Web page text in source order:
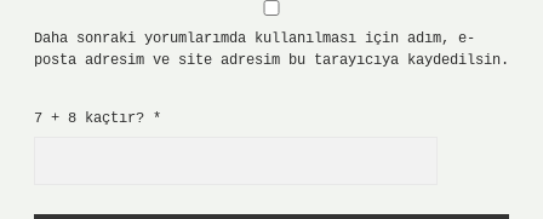
Daha sonraki yorumlarımda kullanılması için adım, e-
posta adresim ve site adresim bu tarayıcıya kaydedilsin.
7 + 8 kaçtır? *